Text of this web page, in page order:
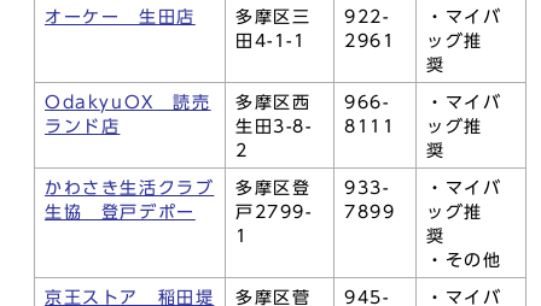
オーケー 生田店
多摩区三
田4-1-1
922-
2961
・マイバ
ッグ推
奨
OdakyuOX 読売
ランド店
多摩区西
生田3-8-
2
966-
8111
・マイバ
ッグ推
奨
かわさき生活クラブ
生協 登戸デポー
多摩区登
戸2799-
1
933-
7899
・マイバ
ッグ推
奨
・その他
京王ストア 稲田堤
多摩区菅
945-
・マイバ